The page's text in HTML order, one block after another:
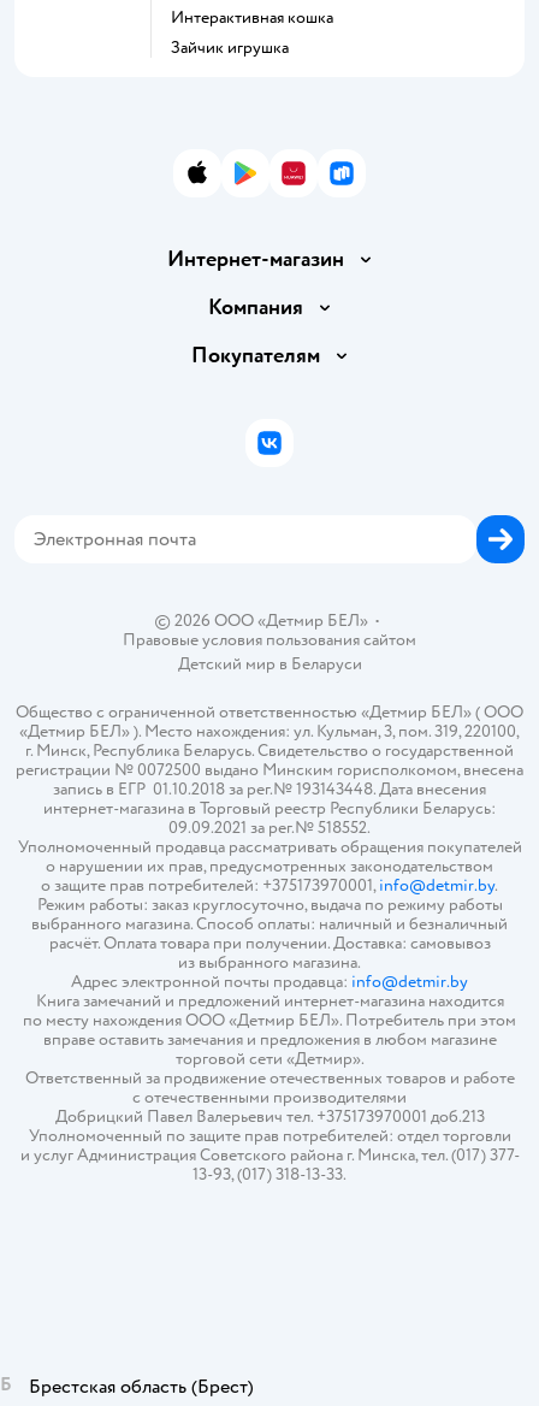
Интерактивная кошка
Зайчик игрушка
App StoreGoogle Play
AppGallery
RuStore
Интернет-магазин
Доставка и оплата
Правила продажи
Политика использования файлов cookie
Компания
Вакансии
Покупателям
Бонусные карты
© 2026 ООО «Детмир БЕЛ»•
Правовые условия пользования сайтом
Детский мир в Беларуси
Общество с ограниченной ответственностью «Детмир БЕЛ» ( ООО
«Детмир БЕЛ» ). Место нахождения: ул. Кульман, 3, пом. 319, 220100,
г. Минск, Республика Беларусь. Свидетельство о государственной
регистрации № 0072500 выдано Минским горисполкомом, внесена
запись в ЕГР 01.10.2018 за рег.№ 193143448. Дата внесения
интернет-магазина в Торговый реестр Республики Беларусь:
09.09.2021 за рег.№ 518552.
Уполномоченный продавца рассматривать обращения покупателей
о нарушении их прав, предусмотренных законодательством
о защите прав потребителей: +375173970001,info@detmir.by.
Режим работы: заказ круглосуточно, выдача по режиму работы
выбранного магазина. Способ оплаты: наличный и безналичный
расчёт. Оплата товара при получении. Доставка: самовывоз
из выбранного магазина.
Адрес электронной почты продавца: info@detmir.by
Книга замечаний и предложений интернет-магазина находится
по месту нахождения ООО «Детмир БЕЛ». Потребитель при этом
вправе оставить замечания и предложения в любом магазине
торговой сети «Детмир».
Ответственный за продвижение отечественных товаров и работе
с отечественными производителями
Добрицкий Павел Валерьевич тел. +375173970001 доб.213
Уполномоченный по защите прав потребителей: отдел торговли
и услуг Администрация Советского района г. Минска, тел. (017) 377-
13-93, (017) 318-13-33.
ВКонтакте
Б Брестская область (Брест)